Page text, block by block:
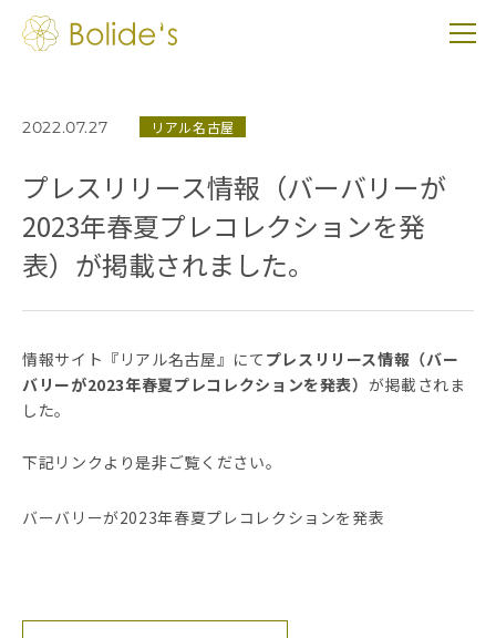
2022.07.27 リアル名古屋
プレスリリース情報（バーバリーが
2023年春夏プレコレクションを発
表）が掲載されました。
情報サイト『リアル名古屋』にて プレスリリース情報（バー
バリーが2023年春夏プレコレクションを発表） が掲載されま
した。
下記リンクより是非ご覧ください。
バーバリーが2023年春夏プレコレクションを発表